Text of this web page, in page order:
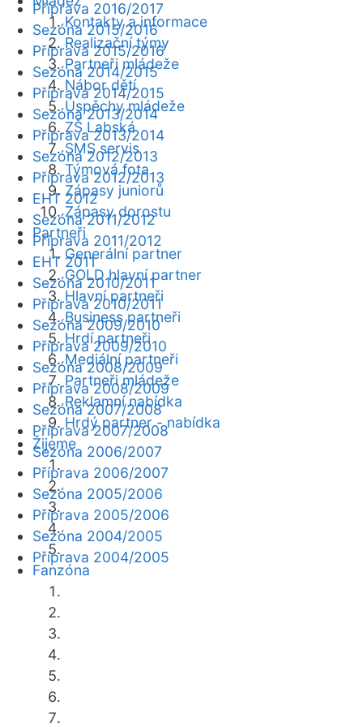
Kontakty a informace
Realizační týmy
Partneři mládeže
Nábor dětí
Úspěchy mládeže
ZŠ Labská
SMS servis
Týmová fota
Zápasy juniorů
Zápasy dorostu
Partneři
Generální partner
GOLD hlavní partner
Hlavní partneři
Business partneři
Hrdí partneři
Mediální partneři
Partneři mládeže
Reklamní nabídka
Hrdý partner - nabídka
Žijeme
Fanzóna
Příprava 2016/2017
Sezóna 2015/2016
Příprava 2015/2016
Sezóna 2014/2015
Příprava 2014/2015
Sezóna 2013/2014
Příprava 2013/2014
Sezóna 2012/2013
Příprava 2012/2013
EHT 2012
Sezóna 2011/2012
Příprava 2011/2012
EHT 2011
Sezóna 2010/2011
Příprava 2010/2011
Sezóna 2009/2010
Příprava 2009/2010
Sezóna 2008/2009
Příprava 2008/2009
Sezóna 2007/2008
Příprava 2007/2008
Sezóna 2006/2007
Příprava 2006/2007
Sezóna 2005/2006
Příprava 2005/2006
Sezóna 2004/2005
Příprava 2004/2005